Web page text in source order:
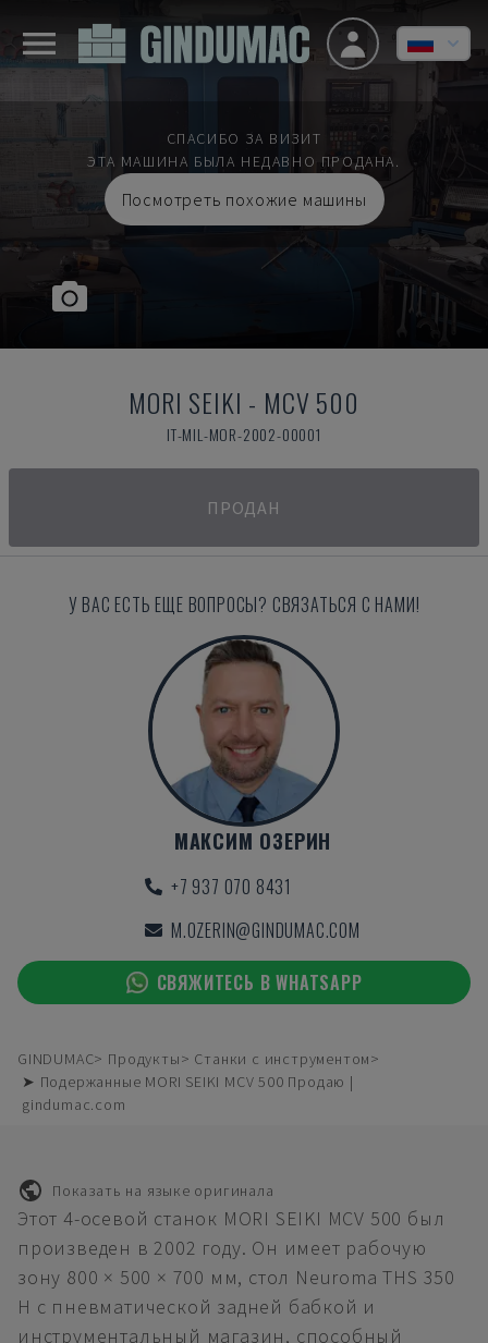
СПАСИБО ЗА ВИЗИТ
ЭТА МАШИНА БЫЛА НЕДАВНО ПРОДАНА.
Посмотреть похожие машины
MORI SEIKI - MCV 500
IT-MIL-MOR-2002-00001
ПРОДАН
У ВАС ЕСТЬ ЕЩЕ ВОПРОСЫ? СВЯЗАТЬСЯ С НАМИ!
МАКСИМ ОЗЕРИН
+7 937 070 8431
M.OZERIN@GINDUMAC.COM
СВЯЖИТЕСЬ В WHATSAPP
GINDUMAC Продукты
Станки с инструментом
➤ Подержанные MORI SEIKI MCV 500 Продаю |
gindumac.com
Показать на языке оригинала
Этот 4-осевой станок MORI SEIKI MCV 500 был
произведен в 2002 году. Он имеет рабочую
зону 800 × 500 × 700 мм, стол Neuroma THS 350
H с пневматической задней бабкой и
инструментальный магазин, способный